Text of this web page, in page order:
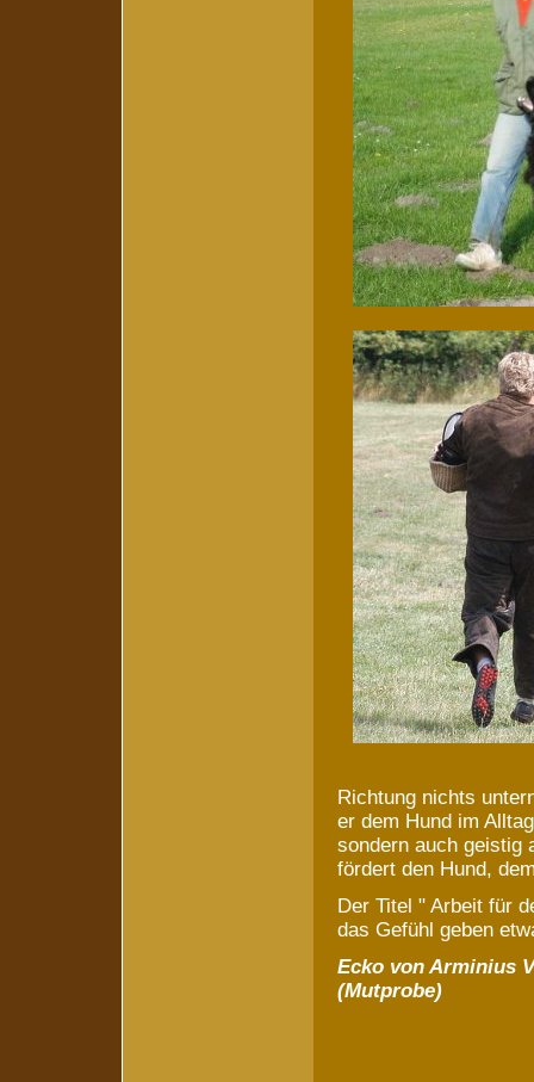
Richtung nichts
er dem Hund im
sondern auch geistig
fördert den Hund,
Der Titel " Arbeit für
das Gefühl geben
Ecko von Arminius
(Mutprobe)